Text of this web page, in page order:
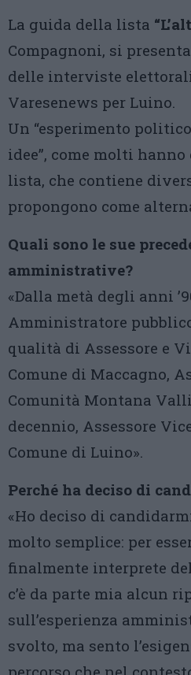
La guida della lista
Compagnoni, si
delle interviste
Varesenews per Luino.
Un “esperimento
idee”, come molti
lista, che contiene
propongono come
Quali sono le sue
amministrative?
«Dalla metà degli anni
Amministratore
qualità di Assessore e
Comune di Maccagno,
Comunità Montana
decennio, Assessore
Comune di Luino».
Perché ha deciso di
«Ho deciso di
molto semplice: per
finalmente interprete
c’è da parte mia alcun
sull’esperienza
svolto, ma sento